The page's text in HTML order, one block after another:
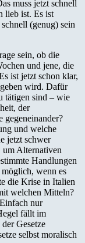
muss jetzt schnell
lieb ist. Es ist
(genug) sein
sein, ob die
und jene, die
ist jetzt schon klar,
wird. Dafür
tätigen sind – wie
der
gegeneinander?
und welche
jetzt schwer
um Alternativen
Handlungen
wenn es
die Krise in Italien
welchen Mitteln?
nur
fällt im
Gesetze
selbst moralisch